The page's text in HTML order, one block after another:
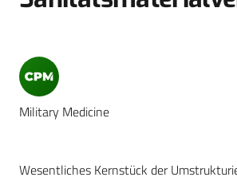
Military Medicine
Wesentliches Kernstück der